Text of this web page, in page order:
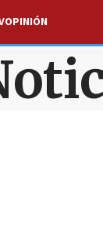
OPINIÓN